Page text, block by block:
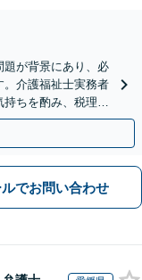
題が背景にあり、必
。介護福祉士実務者
ちを酌み、税理士
たします。
ルでお問い合わせ